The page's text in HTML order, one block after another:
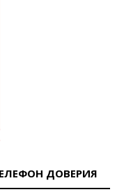
ДОВЕРИЯ